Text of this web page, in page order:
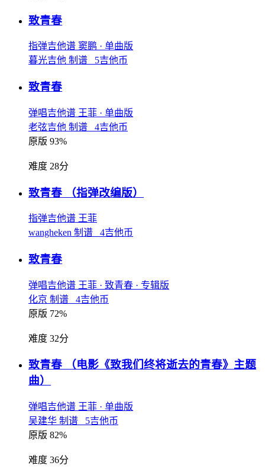
致青春
指弹吉他谱 窦鹏 · 单曲版
暮光吉他 制谱 5吉他币
致青春
弹唱吉他谱 王菲 · 单曲版
老弦吉他 制谱 4吉他币
原版 93%
难度 28分
致青春 （指弹改编版）
指弹吉他谱 王菲
wangheken 制谱 4吉他币
致青春
弹唱吉他谱 王菲 · 致青春 · 专辑版
化京 制谱 4吉他币
原版 72%
难度 32分
致青春
（电影《致我们终将逝去的青春》主题
曲）
弹唱吉他谱 王菲 · 单曲版
吴建华 制谱 5吉他币
原版 82%
难度 36分